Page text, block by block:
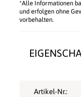
*Alle Informationen
und erfolgen ohne
vorbehalten.
Artikel-Nr.: